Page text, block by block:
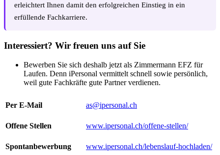
erleichtert Ihnen damit den erfolgreichen Einstieg in ein
erfüllende Fachkarriere.
Interessiert? Wir freuen uns auf Sie
Bewerben Sie sich deshalb jetzt als Zimmermann EFZ für
Laufen. Denn iPersonal vermittelt schnell sowie persönlich,
weil gute Fachkräfte gute Partner verdienen.
Per E-Mail as@ipersonal.ch
Offene Stellen www.ipersonal.ch/offene-stellen/
Spontanbewerbung www.ipersonal.ch/lebenslauf-hochladen/